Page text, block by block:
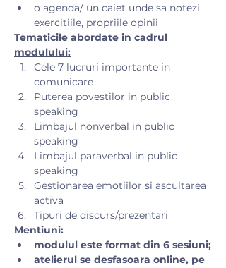
o agenda/ un caiet unde sa notezi
exercitiile, propriile opinii
Tematicile abordate in cadrul
modulului:
Cele 7 lucruri importante in
comunicare
Puterea povestilor in public
speaking
Limbajul nonverbal in public
speaking
Limbajul paraverbal in public
speaking
Gestionarea emotiilor si ascultarea
activa
Tipuri de discurs/prezentari
Mentiuni:
modulul este format din 6 sesiuni;
atelierul se desfasoara online, pe